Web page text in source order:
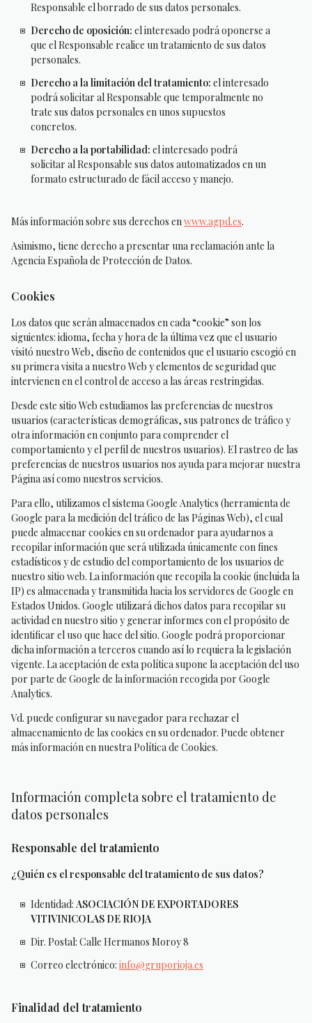
Responsable el borrado de sus datos personales.
Derecho de oposición: el interesado podrá oponerse a
que el Responsable realice un tratamiento de sus datos
personales.
Derecho a la limitación del tratamiento: el interesado
podrá solicitar al Responsable que temporalmente no
trate sus datos personales en unos supuestos
concretos.
Derecho a la portabilidad: el interesado podrá
solicitar al Responsable sus datos automatizados en un
formato estructurado de fácil acceso y manejo.
Más información sobre sus derechos enwww.agpd.es.
Asimismo, tiene derecho a presentar una reclamación ante la
Agencia Española de Protección de Datos.
Cookies
Los datos que serán almacenados en cada “cookie” son los
siguientes: idioma, fecha y hora de la última vez que el usuario
visitó nuestro Web, diseño de contenidos que el usuario escogió en
su primera visita a nuestro Web y elementos de seguridad que
intervienen en el control de acceso a las áreas restringidas.
Desde este sitio Web estudiamos las preferencias de nuestros
usuarios (características demográficas, sus patrones de tráfico y
otra información en conjunto para comprender el
comportamiento y el perfil de nuestros usuarios). El rastreo de las
preferencias de nuestros usuarios nos ayuda para mejorar nuestra
Página así como nuestros servicios.
Para ello, utilizamos el sistema Google Analytics (herramienta de
Google para la medición del tráfico de las Páginas Web), el cual
puede almacenar cookies en su ordenador para ayudarnos a
recopilar información que será utilizada únicamente con fines
estadísticos y de estudio del comportamiento de los usuarios de
nuestro sitio web. La información que recopila la cookie (incluida la
IP) es almacenada y transmitida hacia los servidores de Google en
Estados Unidos. Google utilizará dichos datos para recopilar su
actividad en nuestro sitio y generar informes con el propósito de
identificar el uso que hace del sitio. Google podrá proporcionar
dicha información a terceros cuando así lo requiera la legislación
vigente. La aceptación de esta política supone la aceptación del uso
por parte de Google de la información recogida por Google
Analytics.
Vd. puede configurar su navegador para rechazar el
almacenamiento de las cookies en su ordenador. Puede obtener
más información en nuestra Política de Cookies.
Información completa sobre el tratamiento de
datos personales
Responsable del tratamiento
¿Quién es el responsable del tratamiento de sus datos?
Identidad: ASOCIACIÓN DE EXPORTADORES
VITIVINICOLAS DE RIOJA
Dir. Postal: Calle Hermanos Moroy 8
Correo electrónico: info@gruporioja.es
Finalidad del tratamiento